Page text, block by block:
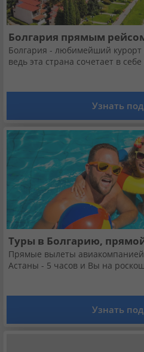
Болгария прямым
Болгария - любимейший курорт
ведь эта страна сочетает в
Узнать
Туры в Болгарию,
Прямые вылеты авиакомпанией
Астаны - 5 часов и Вы на
Узнать